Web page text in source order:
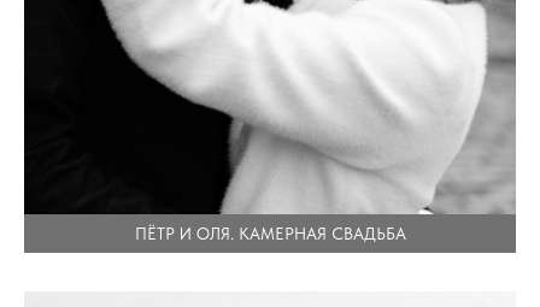
ПЁТР И ОЛЯ. КАМЕРНАЯ СВАДЬБА